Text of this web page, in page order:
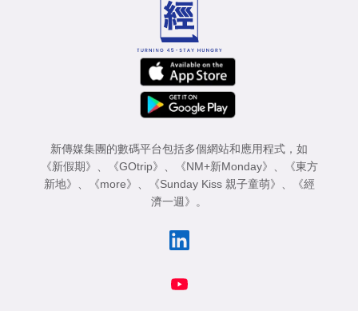
新傳媒集團的數碼平台包括多個網站和應用程式，如
《新假期》 、 《GOtrip》 、 《NM+新Monday》 、
《東方
新地》 、 《more》 、 《Sunday Kiss 親子童萌》 、
《經
濟一週》 。